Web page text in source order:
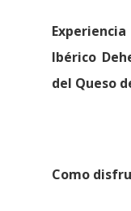
Ibérico
del Queso
Como